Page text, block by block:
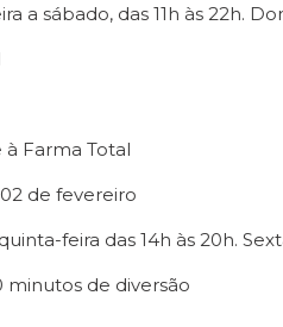
a sábado, das 11h às 22h.
à Farma Total
de fevereiro
feira das 14h às 20h.
minutos de diversão